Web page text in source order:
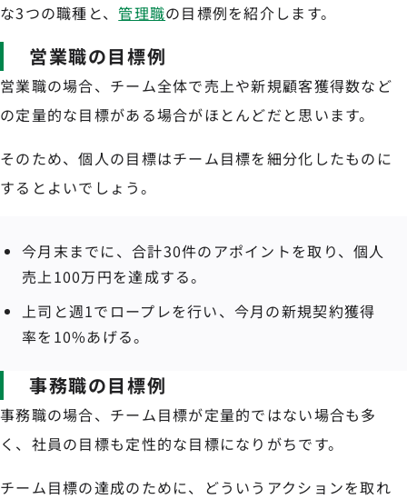
な3つの職種と、管理職の目標例を紹介します。
営業職の目標例
営業職の場合、チーム全体で売上や新規顧客獲得数など
の定量的な目標がある場合がほとんどだと思います。
そのため、個人の目標はチーム目標を細分化したものに
するとよいでしょう。
今月末までに、合計30件のアポイントを取り、個人
売上100万円を達成する。
上司と週1でロープレを行い、今月の新規契約獲得
率を10%あげる。
事務職の目標例
事務職の場合、チーム目標が定量的ではない場合も多
く、社員の目標も定性的な目標になりがちです。
チーム目標の達成のために、どういうアクションを取れ